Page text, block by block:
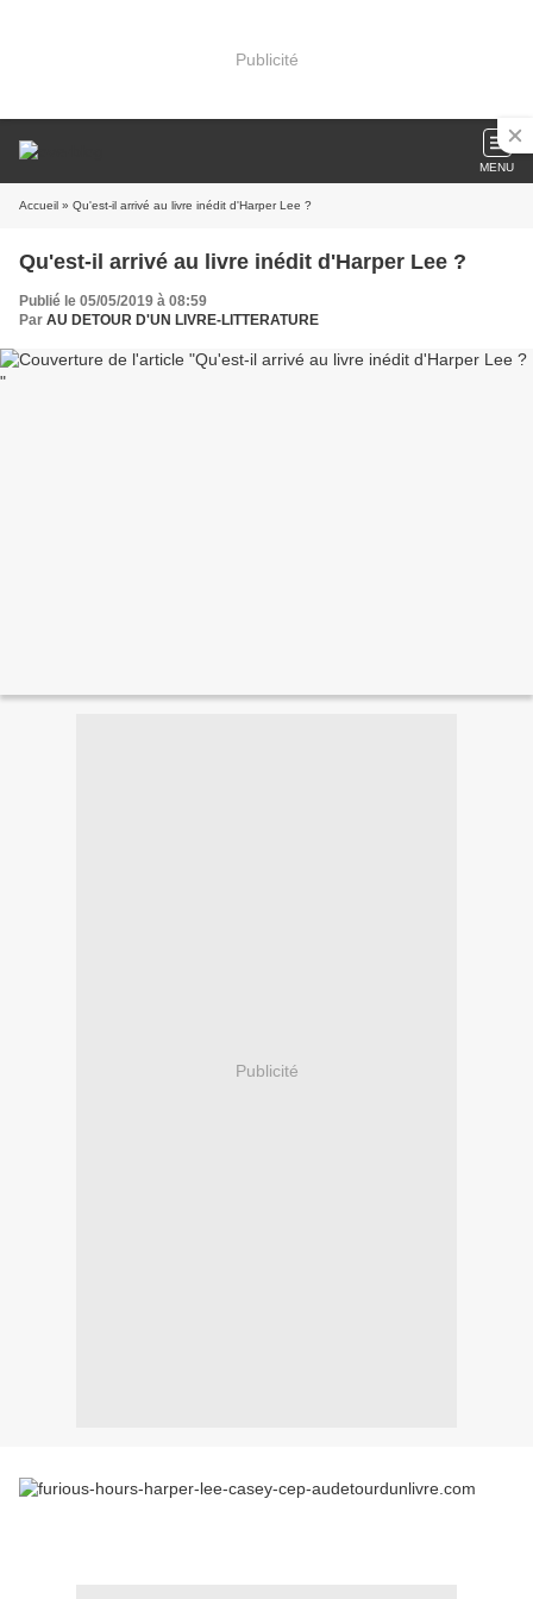
Publicité
MENU
Accueil » Qu'est-il arrivé au livre inédit d'Harper Lee ?
Qu'est-il arrivé au livre inédit d'Harper Lee ?
Publié le 05/05/2019 à 08:59
Par AU DETOUR D'UN LIVRE-LITTERATURE
Publicité